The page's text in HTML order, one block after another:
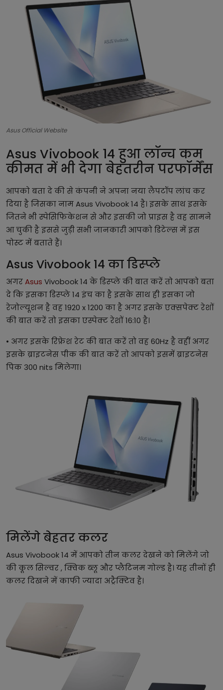
टेक्नोलॉजी
लाइफस्टाइल
बिजनेस
Asus Official Website
Asus Vivobook 14 हुआ लॉन्च कम
कीमत में भी देगा बेहतरीन परफॉर्मेंस
आपको बता दे की से कंपनी ने अपना नया लैपटॉप लांच कर
दिया है जिसका नाम Asus Vivobook 14 है। इसके साथ इसके
जितने भी स्पेसिफिकेशन से और इसकी जो प्राइस है वह सामने
आ चुकी है इससे जुड़ी सभी जानकारी आपको डिटेल्स में इस
पोस्ट में बताते हैं।
Asus Vivobook 14 का डिस्प्ले
अगरAsus Vivobook 14 के डिस्प्ले की बात करें तो आपको बता
दे कि इसका डिस्प्ले 14 इंच का है इसके साथ ही इसका जो
रेजोल्यूशन है वह 1920 x 1200 का है अगर इसके एक्सपेक्ट रेशों
की बात करें तो इसका एस्पेक्ट रेशों 16:10 है।
• अगर इसके रिफ्रेश रेट की बात करें तो वह 60Hz है वहीं अगर
इसके ब्राइटनेस पीक की बात करें तो आपको इसमें ब्राइटनेस
पिक 300 nits मिलेगा।
मिलेंगे बेहतर कलर
Asus Vivobook 14 में आपको तीन कलर देखने को मिलेंगे जो
की कूल सिल्वर , क्विक ब्लू और प्लैटिनम गोल्ड है। यह तीनों ही
कलर दिखने में काफी ज्यादा अट्रैक्टिव है।